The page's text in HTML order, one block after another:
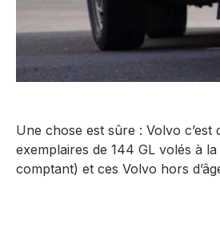
Une chose est sûre : Volvo c’est
exemplaires de 144 GL volés à
comptant) et ces Volvo hors